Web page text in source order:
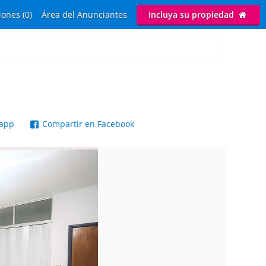
(0) Área del Anunciantes Incluya su propiedad
Compartir en Facebook